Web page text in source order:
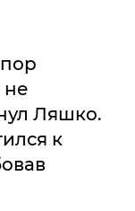
Ляшко.
к